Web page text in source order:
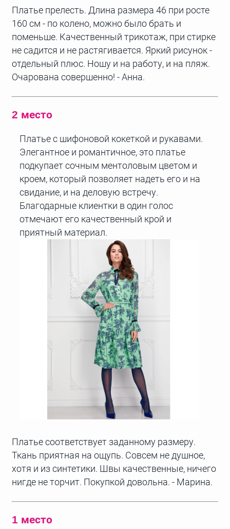
Платье прелесть. Длина размера 46 при росте
160 см - по колено, можно было брать и
поменьше. Качественный трикотаж, при стирке
не садится и не растягивается. Яркий рисунок -
отдельный плюс. Ношу и на работу, и на пляж.
Очарована совершенно! - Анна.
2 место
Платье с шифоновой кокеткой и рукавами.
Элегантное и романтичное, это платье
подкупает сочным ментоловым цветом и
кроем, который позволяет надеть его и на
свидание, и на деловую встречу.
Благодарные клиентки в один голос
отмечают его качественный крой и
приятный материал.
Платье соответствует заданному размеру.
Ткань приятная на ощупь. Совсем не душное,
хотя и из синтетики. Швы качественные, ничего
нигде не торчит. Покупкой довольна. - Марина.
1 место